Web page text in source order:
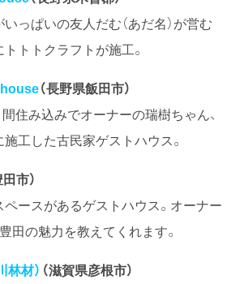
っぱいの友人だむ（あだ名）が営む
トトクラフトが施工。
（長野県飯田市）
住み込みでオーナーの瑞樹ちゃん、
工した古民家ゲストハウス。
市）
ースがあるゲストハウス。オーナー
田の魅力を教えてくれます。
材） （滋賀県彦根市）